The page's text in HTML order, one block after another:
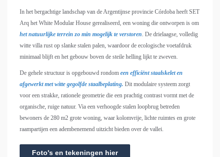
In het bergachtige landschap van de Argentijnse provincie Córdoba heeft SET
Arq het White Modular House gerealiseerd, een woning die ontworpen is om
het natuurlijke terrein zo min mogelijk te verstoren. De drielaagse, volledig
witte villa rust op slanke stalen palen, waardoor de ecologische voetafdruk
minimaal blijft en het gebouw boven de steile helling lijkt te zweven.
De gehele structuur is opgebouwd rondom een efficiënt staalskelet en
afgewerkt met witte gegolfde staalbeplating. Dit modulaire systeem zorgt
voor een strakke, rationele geometrie die een prachtig contrast vormt met de
organische, ruige natuur. Via een verhoogde stalen loopbrug betreden
bewoners de 280 m2 grote woning, waar kolomvrije, lichte ruimtes en grote
raampartijen een adembenemend uitzicht bieden over de vallei.
Foto's en tekeningen hier